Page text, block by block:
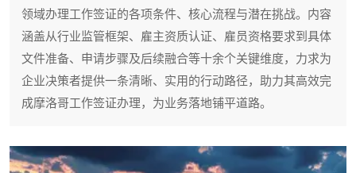
领域办理工作签证的各项条件、核心流程与潜在挑战。内容
涵盖从行业监管框架、雇主资质认证、雇员资格要求到具体
文件准备、申请步骤及后续融合等十余个关键维度，力求为
企业决策者提供一条清晰、实用的行动路径，助力其高效完
成摩洛哥工作签证办理，为业务落地铺平道路。